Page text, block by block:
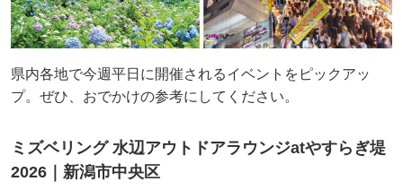
県内各地で今週平日に開催されるイベントをピックアッ
プ。ぜひ、おでかけの参考にしてください。
ミズベリング 水辺アウトドアラウンジatやすらぎ堤
2026｜新潟市中央区